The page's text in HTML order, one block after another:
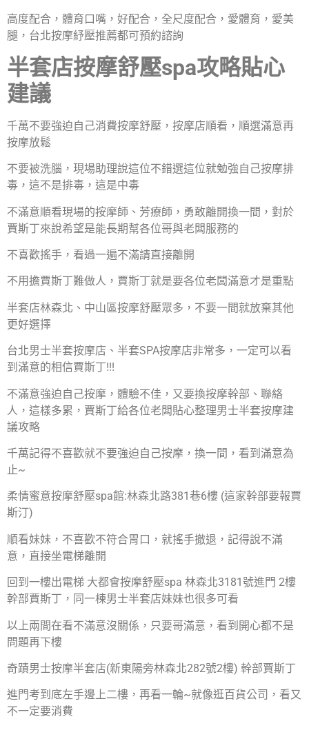
高度配合，體育口嘴，好配合，全尺度配合，愛體育，愛美
腿，台北按摩紓壓推薦都可預約諮詢
半套店按摩舒壓spa攻略貼心
建議
千萬不要強迫自己消費按摩舒壓，按摩店順看，順選滿意再
按摩放鬆
不要被洗腦，現場助理說這位不錯選這位就勉強自己按摩排
毒，這不是排毒，這是中毒
不滿意順看現場的按摩師、芳療師，勇敢離開換一間，對於
賈斯丁來說希望是能長期幫各位哥與老闆服務的
不喜歡搖手，看過一遍不滿請直接離開
不用擔賈斯丁難做人，賈斯丁就是要各位老闆滿意才是重點
半套店林森北、中山區按摩舒壓眾多，不要一間就放棄其他
更好選擇
台北男士半套按摩店、半套SPA按摩店非常多，一定可以看
到滿意的相信賈斯丁!!!
不滿意強迫自己按摩，體驗不佳，又要換按摩幹部、聯絡
人，這樣多累，賈斯丁給各位老闆貼心整理男士半套按摩建
議攻略
千萬記得不喜歡就不要強迫自己按摩，換一間，看到滿意為
止~
柔情蜜意按摩舒壓spa館:林森北路381巷6樓 (這家幹部要報賈
斯汀)
順看妹妹，不喜歡不符合胃口，就搖手撤退，記得說不滿
意，直接坐電梯離開
回到一樓出電梯 大都會按摩舒壓spa 林森北3181號進門 2樓
幹部賈斯丁，同一棟男士半套店妹妹也很多可看
以上兩間在看不滿意沒關係，只要哥滿意，看到開心都不是
問題再下樓
奇蹟男士按摩半套店(新東陽旁林森北282號2樓) 幹部賈斯丁
進門考到底左手邊上二樓，再看一輪~就像逛百貨公司，看又
不一定要消費